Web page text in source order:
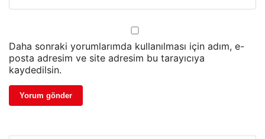
Daha sonraki yorumlarımda kullanılması için adım, e-
posta adresim ve site adresim bu tarayıcıya
kaydedilsin.